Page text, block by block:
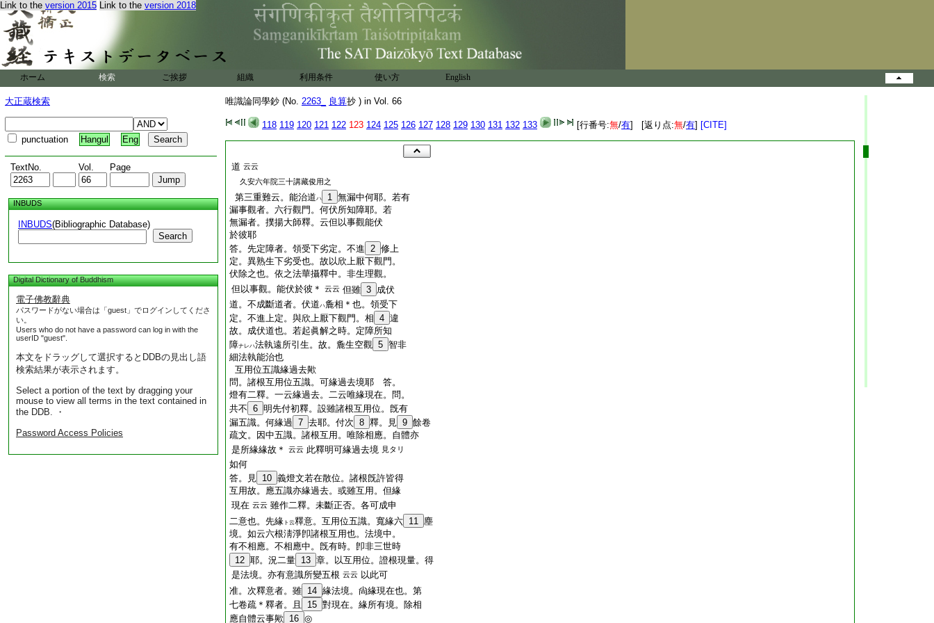
Link to the version 2015 Link to the version 2018
ホーム 検索 ご挨拶 組織 利用条件 使い方 English
大正蔵検索
punctuation Hangul Eng
TextNo. Vol. Page
INBUDS
INBUDS(Bibliographic Database)
Search
Digital Dictionary of Buddhism
電子佛教辭典
パスワードがない場合は「guest」でログインしてくださ
い。
Users who do not have a password can log in with the
userID "guest".
本文をドラッグして選択するとDDBの見出し語
検索結果が表示されます。
Select a portion of the text by dragging your
mouse to view all terms in the text contained in
the DDB. ・
Password Access Policies
唯識論同學鈔 (No. 2263_ 良算抄 ) in Vol. 66
118 119 120 121 122 123 124 125 126 127 128 129 130 131 132 133 [行番号:無/有] [返り点:無/有] [CITE]
道 云云
久安六年院三十講藏俊用之
第三重難云。能治道ハ 1 無漏中何耶。若有
漏事觀者。六行觀門。何伏所知障耶。若
無漏者。撲揚大師釋。云但以事觀能伏
於彼耶
答。先定障者。領受下劣定。不進 2 修上
定。異熟生下劣受也。故以欣上厭下觀門。
伏除之也。依之法華攝釋中。非生理觀。
但以事觀。能伏於彼＊
云云 但雖 3 成伏
道。不成斷道者。伏道ハ麁相＊也。領受下
定。不進上定。與欣上厭下觀門。相 4 違
故。成伏道也。若起眞解之時。定障所知
障ナレハ法執遠所引生。故。麁生空觀 5 智非
細法執能治也
互用位五識緣過去歟
問。諸根互用位五識。可緣過去境耶 答。
燈有二釋。一云緣過去。二云唯緣現在。問。
共不 6 明先付初釋。設雖諸根互用位。旣有
漏五識。何緣過 7 去耶。付次 8 釋。見 9 餘卷
疏文。因中五識。諸根互用。唯除相應。自體亦
是所緣緣故＊
云云 此釋明可緣過去境 見タリ
如何
答。見 10 義燈文若在散位。諸根旣許皆得
互用故。應五識亦緣過去。或雖互用。但緣
現在 云云 雖作二釋。未斷正否。各可成申
二意也。先緣 ト云釋意。互用位五識。寬緣六 11 塵
境。如云六根淸淨卽諸根互用也。法境中。
有不相應。不相應中。旣有時。卽非三世時
12 耶。況二量 13 章。以互用位。證根現量。得
是法境。亦有意識所變五根 云云 以此可
准。次釋意者。雖 14 緣法境。尙緣現在也。第
七卷疏＊釋者。且
15 對現在。緣所有境。除相
應自體云事歟
16 ◎